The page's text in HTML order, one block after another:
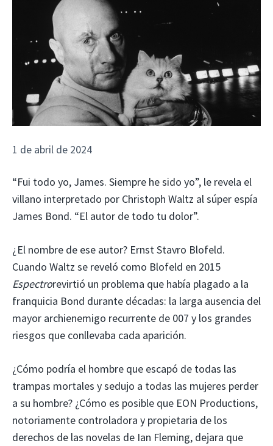
1 de abril de 2024
“Fui todo yo, James. Siempre he sido yo”, le revela el
villano interpretado por Christoph Waltz al súper espía
James Bond. “El autor de todo tu dolor”.
¿El nombre de ese autor? Ernst Stavro Blofeld.
Cuando Waltz se reveló como Blofeld en 2015
Espectrorevirtió un problema que había plagado a la
franquicia Bond durante décadas: la larga ausencia del
mayor archienemigo recurrente de 007 y los grandes
riesgos que conllevaba cada aparición.
¿Cómo podría el hombre que escapó de todas las
trampas mortales y sedujo a todas las mujeres perder
a su hombre? ¿Cómo es posible que EON Productions,
notoriamente controladora y propietaria de los
derechos de las novelas de Ian Fleming, dejara que